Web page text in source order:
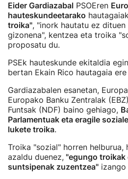
Eider Gardiazabal PSOEren
hauteskundeetarako
troika", "inork hautatu ez
gizonena", kentzea eta troika
proposatu du.
PSEk hauteskunde ekitaldia
bertan Ekain Rico hautagaia
Gardiazabalen esanetan,
Europako Banku Zentralak
Funtsak (NDF) baino gehiago,
Parlamentuak eta eragile
lukete troika.
Troika "sozial" horren helburua,
azaldu duenez, "egungo troikak
suntsipenak zuzentzea" izango